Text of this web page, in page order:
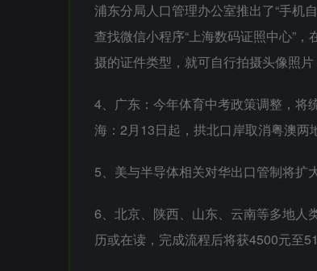
浦东分局人口管理办公室推出了“手机
查找微信小程序“上海数码证照中心”
摄的证件类型，就可自行拍摄头像照
4、广东：今年体育中考政策调整，将
海：2月13日起，拱北口岸取消粤澳两
5、美与半导体相关对华出口管制将扩
6、北京、陕西、山东、云南等多地人
历或在读，完成流程后将获4500元至